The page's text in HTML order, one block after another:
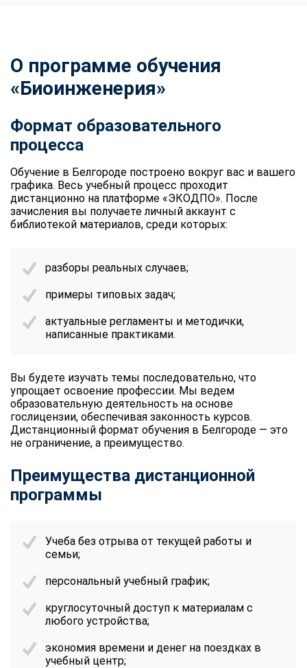
О программе обучения
«Биоинженерия»
Формат образовательного
процесса
Обучение в Белгороде построено вокруг вас и вашего
графика. Весь учебный процесс проходит
дистанционно на платформе «ЭКОДПО». После
зачисления вы получаете личный аккаунт с
библиотекой материалов, среди которых:
разборы реальных случаев;
примеры типовых задач;
актуальные регламенты и методички,
написанные практиками.
Вы будете изучать темы последовательно, что
упрощает освоение профессии. Мы ведем
образовательную деятельность на основе
гослицензии, обеспечивая законность курсов.
Дистанционный формат обучения в Белгороде — это
не ограничение, а преимущество.
Преимущества дистанционной
программы
Учеба без отрыва от текущей работы и
семьи;
персональный учебный график;
круглосуточный доступ к материалам с
любого устройства;
экономия времени и денег на поездках в
учебный центр;